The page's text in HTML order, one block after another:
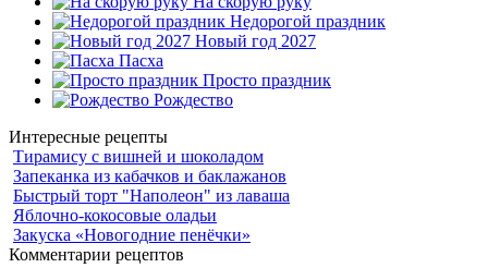
Недорогой праздник
Новый год 2027
Пасха
Просто праздник
Рождество
Интересные рецепты
Тирамису с вишней и шоколадом
Запеканка из кабачков и баклажанов
Быстрый торт "Наполеон" из лаваша
Яблочно-кокосовые оладьи
Закуска «Новогодние пенёчки»
Комментарии рецептов